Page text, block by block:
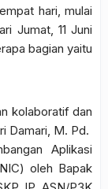
hari, mulai
Jumat, 11 Juni
bagian yaitu
kolaboratif dan
Damari, M. Pd.
Aplikasi
oleh Bapak